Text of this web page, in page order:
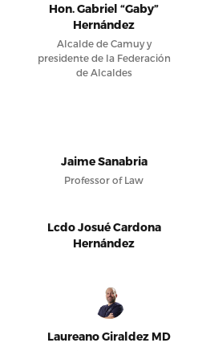
Hon. Gabriel “Gaby”
Hernández
Alcalde de Camuy y
presidente de la Federación
de Alcaldes
Jaime Sanabria
Professor of Law
Lcdo Josué Cardona
Hernández
Laureano Giraldez MD